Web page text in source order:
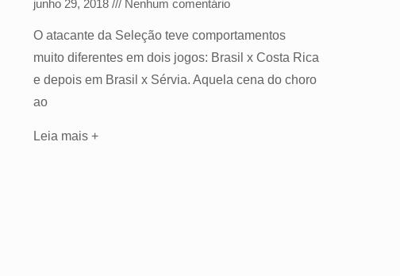
junho 29, 2018 Nenhum comentário
O atacante da Seleção teve comportamentos
muito diferentes em dois jogos: Brasil x Costa Rica
e depois em Brasil x Sérvia. Aquela cena do choro
ao
Leia mais +